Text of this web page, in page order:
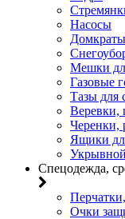
Насосы
Домкраты
Мешки
Газовые
Тазы для
Черенки,
Ящики
Укрывной
Спецодежда,
Очки